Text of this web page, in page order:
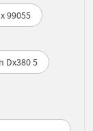
99055
Dx380 5